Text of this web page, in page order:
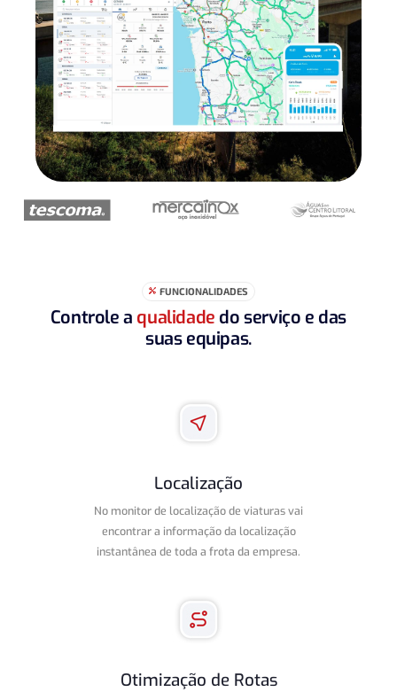
 FUNCIONALIDADES
Controle a qualidade do serviço e das
suas equipas.
Localização
No monitor de localização de viaturas vai
encontrar a informação da localização
instantânea de toda a frota da empresa.
Otimização de Rotas